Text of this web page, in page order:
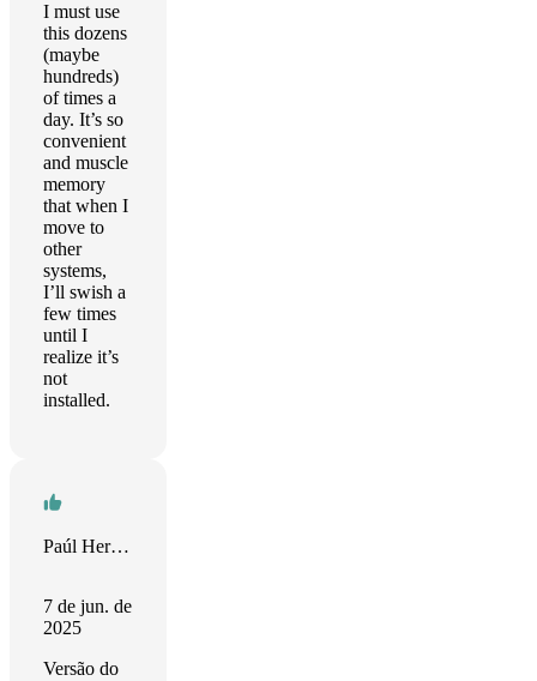
I must use
this dozens
(maybe
hundreds)
of times a
day. It’s so
convenient
and muscle
memory
that when I
move to
other
systems,
I’ll swish a
few times
until I
realize it’s
not
installed.
Paúl Herrera
7 de jun. de
2025
Versão do